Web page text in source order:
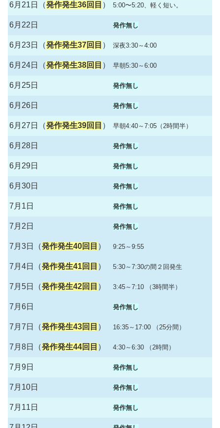
6月21日（発作発生36回目 ） 5:00〜5:20、軽く短い。
6月22日 発作無し
6月23日（発作発生37回目 ） 深夜3:30～4:00
6月24日（発作発生38回目 ） 早朝5:30～6:00
6月25日 発作無し
6月26日 発作無し
6月27日（発作発生39回目 ） 早朝4:40～7:05（2時間半）
6月28日 発作無し
6月29日 発作無し
6月30日 発作無し
7月1日 発作無し
7月2日 発作無し
7月3日（発作発生40回目 ） 9:25～9:55
7月4日（発作発生41回目 ） 5:30～7:30の間２回発生
7月5日（発作発生42回目 ） 3:45～7:10 （3時間半）
7月6日 発作無し
7月7日（発作発生43回目 ） 16:35～17:00 （25分間）
7月8日（発作発生44回目 ） 4:30～6:30 （2時間）
7月9日 発作無し
7月10日 発作無し
7月11日 発作無し